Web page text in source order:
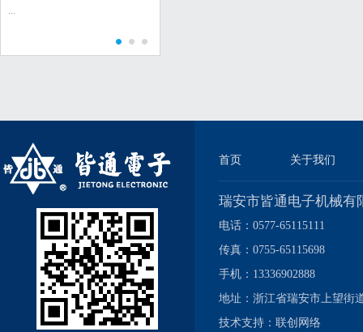
...
首页 关于我们
瑞安市皆通电子机械有
电话：0577-65115111
传真：0755-65115698
手机：13336902888
地址：浙江省瑞安市上望街
技术支持： 联创网络